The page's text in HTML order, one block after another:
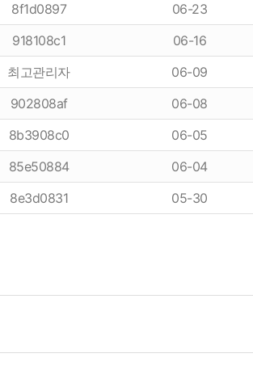
8f1d0897
06-23
918108c1
06-16
최고관리자
06-09
902808af
06-08
8b3908c0
06-05
85e50884
06-04
8e3d0831
05-30